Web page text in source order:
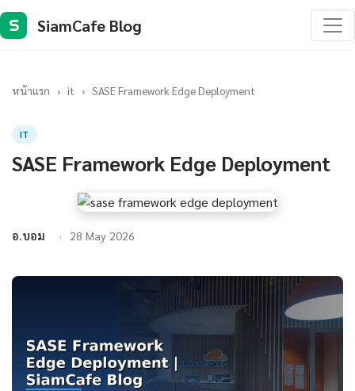
S SiamCafe Blog
หน้าแรก › it › SASE Framework Edge Deployment
IT
SASE Framework Edge Deployment
อ.บอม 28 May 2026